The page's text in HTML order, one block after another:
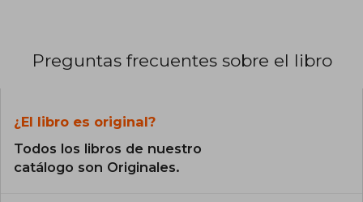
Preguntas frecuentes sobre el libro
¿El libro es original?
Todos los libros de nuestro
catálogo son Originales.